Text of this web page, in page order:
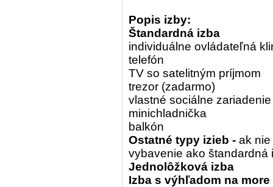
Popis izby:
Štandardná izba
individuálne ovládateľná
telefón
TV so satelitným príjmom
trezor (zadarmo)
vlastné sociálne
minichladnička
balkón
Ostatné typy izieb - ak
vybavenie ako
Jednolôžková izba
Izba s výhľadom na more